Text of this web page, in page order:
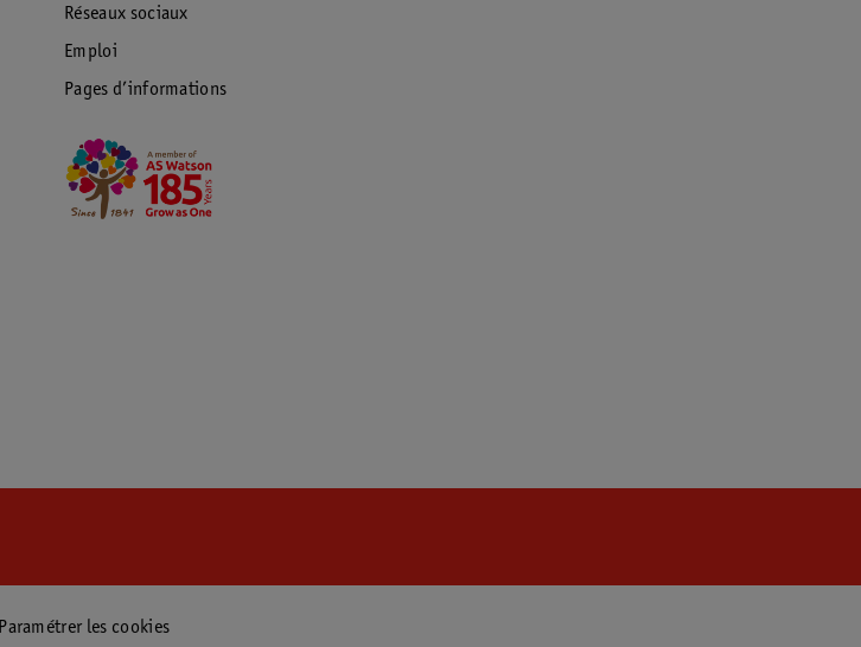
Réseaux sociaux
Emploi
Pages d’informations
Paramétrer les cookies